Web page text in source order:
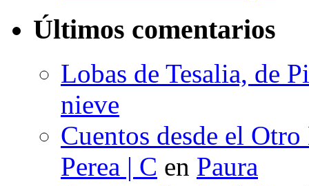
Últimos comentarios
Lobas de Tesalia, de
nieve
Cuentos desde el
Perea | C en Paura